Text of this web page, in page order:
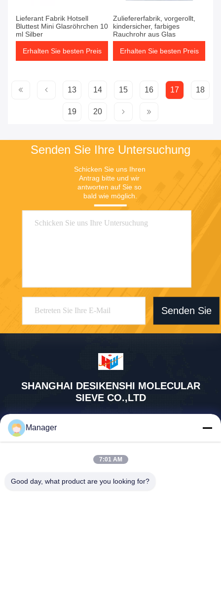
Lieferant Fabrik Hotsell
Bluttest Mini Glasröhrchen 10
ml Silber
Erhalten Sie besten Preis
Zuliefererfabrik, vorgerollt,
kindersicher, farbiges
Rauchrohr aus Glas
Erhalten Sie besten Preis
13 14 15 16 17 18
19 20
Senden Sie Ihre Untersuchung
Schicken Sie uns Ihren
Antrag bitte und wir
antworten auf Sie so
bald wie möglich.
Senden Sie
SHANGHAI DESIKENSHI MOLECULAR
SIEVE CO.,LTD
6 Xinjian Subvention Rd, So
ngjiang-Bereich, Shanghai C
hina
Manager
7:01 AM
Good day, what product are you looking for?